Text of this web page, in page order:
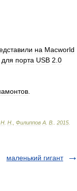
на Macworld
для порта USB 2 0
Н Н Филиппов А В 2015
маленький гигант